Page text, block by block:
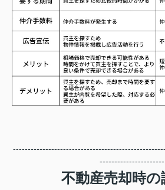
----------------------
不動産売却時の